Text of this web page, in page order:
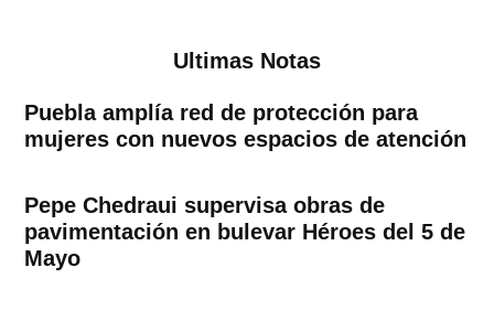
Ultimas Notas
Puebla amplía red de protección para
mujeres con nuevos espacios de atención
Pepe Chedraui supervisa obras de
pavimentación en bulevar Héroes del 5 de
Mayo